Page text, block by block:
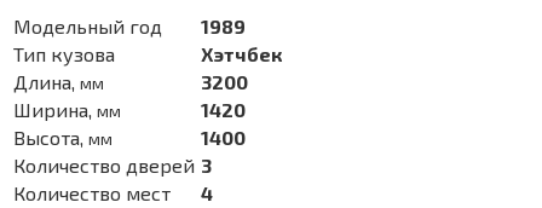
Модельный год
1989
Тип кузова
Хэтчбек
Длина, мм
3200
Ширина, мм
1420
Высота, мм
1400
Количество дверей 3
Количество мест
4